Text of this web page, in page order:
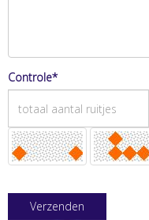
Controle*
Verzenden